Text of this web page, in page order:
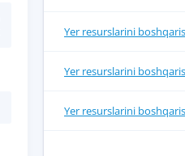
Yer resurslarini
Yer resurslarini
Yer resurslarini